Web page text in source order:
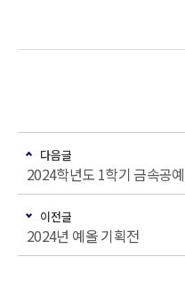
다음글
2024학년도 1학기 금속공
이전글
2024년 예올 기획전